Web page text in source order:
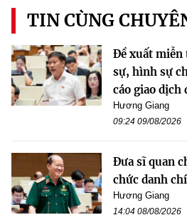
TIN CÙNG
Đề xuất miễn
sự, hình sự
cáo giao dịch
Hương Giang
09:24 09/08/2026
Đưa sĩ quan
chức danh
Hương Giang
14:04 08/08/2026